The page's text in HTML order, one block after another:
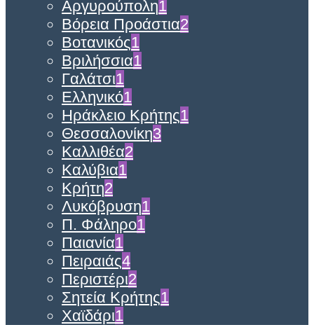
Αργυρούπολη1
Βόρεια Προάστια2
Βοτανικός1
Βριλήσσια1
Γαλάτσι1
Ελληνικό1
Ηράκλειο Κρήτης1
Θεσσαλονίκη3
Καλλιθέα2
Καλύβια1
Κρήτη2
Λυκόβρυση1
Π. Φάληρο1
Παιανία1
Πειραιάς4
Περιστέρι2
Σητεία Κρήτης1
Χαϊδάρι1